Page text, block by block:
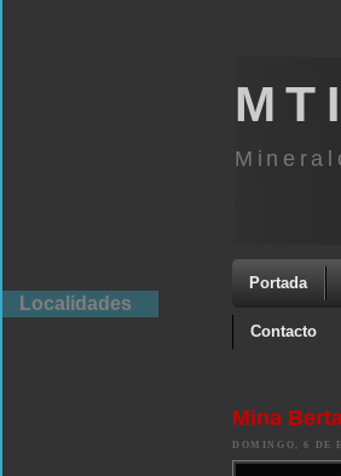
Portada
Contacto
Mina
DOMINGO, 6 DE
Localidades